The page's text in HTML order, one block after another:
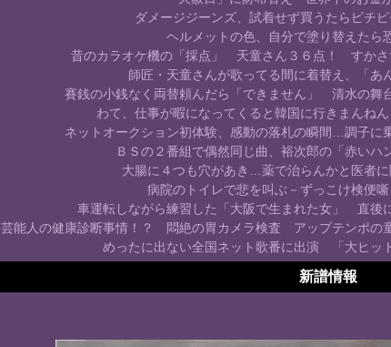
ダメージジーンズ、試着せず買うたらピチ
ヘルメットの色、自分で塗り替えたら
昔のカラオケ機の「採点」 天童さん３６点！ すか
師匠・天童さんが歌ってる間に着替え、「あ
賽銭の小銭なく両替頼んだら「できません」 清水の舞
わて、仕事が暇になってくると韓国に行きまんね
ネットオークション初体験、感動の落札の瞬間…調子に
ＢＳの２番組で偶然同じ曲、裕次郎の「赤い
大腸に４つも穴があき…薬で治らんかと医者
病院のトイレで悲を叫ぶ－ずっこけ検便
車運転しながら練習した「大阪で生まれた女」 直後
芸能人の健康診断事情！？ 悶絶の胃カメラ検査 アップテンポの
めったに出ない全国ネット歌番に出演 「大ヒッ
新譜情報